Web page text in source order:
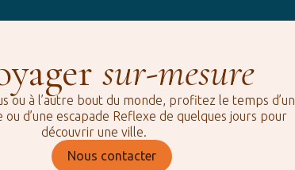
sur-mesure
ou à l’autre bout du monde, profitez le temps d’un
d’une escapade Reflexe de quelques jours pour
découvrir une ville.
Nous contacter